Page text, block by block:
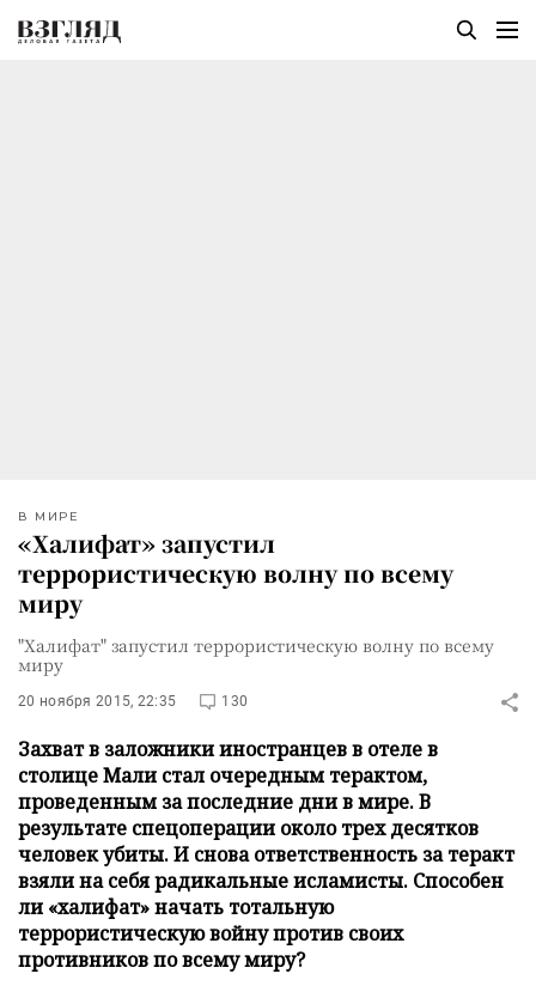
В МИРЕ
«Халифат» запустил
террористическую волну по всему
миру
"Халифат" запустил террористическую волну по всему
миру
20 ноября 2015, 22:35 130
Захват в заложники иностранцев в отеле в
столице Мали стал очередным терактом,
проведенным за последние дни в мире. В
результате спецоперации около трех десятков
человек убиты. И снова ответственность за теракт
взяли на себя радикальные исламисты. Способен
ли «халифат» начать тотальную
террористическую войну против своих
противников по всему миру?